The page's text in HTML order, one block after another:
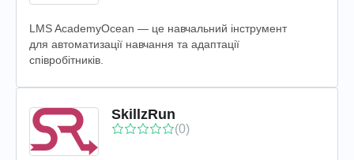
LMS AcademyOcean — це навчальний інструмент
для автоматизації навчання та адаптації
співробітників.
SkillzRun
(0)